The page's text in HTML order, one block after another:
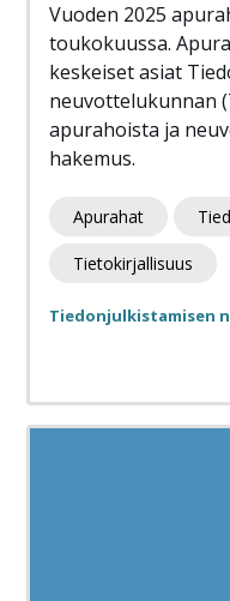
Vuoden 2025
toukokuussa.
keskeiset asiat
neuvottelukunnan
apurahoista ja
hakemus.
Apurahat
Tietokirjallisuus
Tiedonjulkistamisen